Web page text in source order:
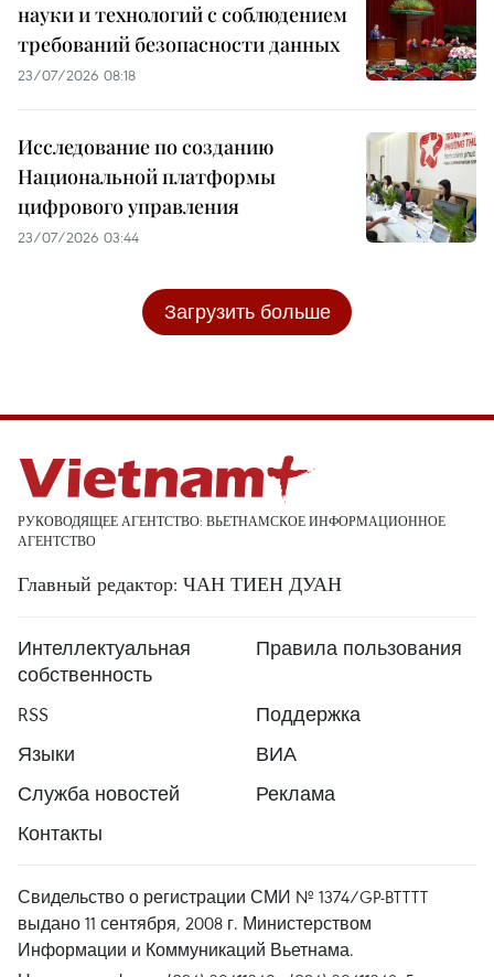
науки и технологий с соблюдением
требований безопасности данных
23/07/2026 08:18
Исследование по созданию
Национальной платформы
цифрового управления
23/07/2026 03:44
Загрузить больше
РУКОВОДЯЩЕЕ АГЕНТСТВО: ВЬЕТНАМСКОЕ ИНФОРМАЦИОННОЕ
АГЕНТСТВО
Главный редактор: ЧАН ТИЕН ДУАН
Интеллектуальная
собственность
Правила пользования
RSS
Поддержка
Языки
ВИА
Служба новостей
Реклама
Контакты
Свидельство о регистрации СМИ № 1374/GP-BTTTT
выдано 11 сентября, 2008 г. Министерством
Информации и Коммуникаций Вьетнама.